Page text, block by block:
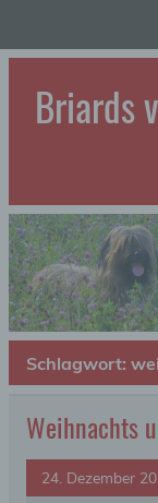
Briards
Schlagwort:
Weihnachts
24. Dezember